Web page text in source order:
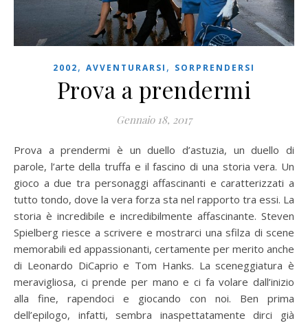
2002, AVVENTURARSI , SORPRENDERSI
Prova a prendermi
Gennaio 18, 2017
Prova a prendermi è un duello d’astuzia, un duello di
parole, l’arte della truffa e il fascino di una storia vera. Un
gioco a due tra personaggi affascinanti e caratterizzati a
tutto tondo, dove la vera forza sta nel rapporto tra essi. La
storia è incredibile e incredibilmente affascinante. Steven
Spielberg riesce a scrivere e mostrarci una sfilza di scene
memorabili ed appassionanti, certamente per merito anche
di Leonardo DiCaprio e Tom Hanks. La sceneggiatura è
meravigliosa, ci prende per mano e ci fa volare dall’inizio
alla fine, rapendoci e giocando con noi. Ben prima
dell’epilogo, infatti, sembra inaspettatamente dirci già